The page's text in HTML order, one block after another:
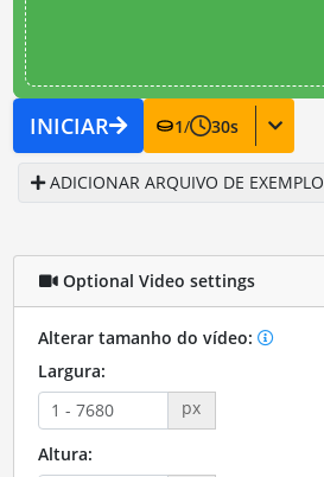
INICIAR 1/ 30s
ADICIONAR ARQUIVO DE EXEMPLO
Optional Video settings
Alterar tamanho do vídeo:
Largura:
px
Altura: